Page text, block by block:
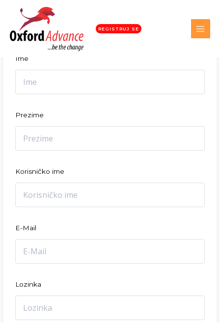
REGISTRUJ SE
Student registracija
Ime
Prezime
Korisničko ime
E-Mail
Lozinka